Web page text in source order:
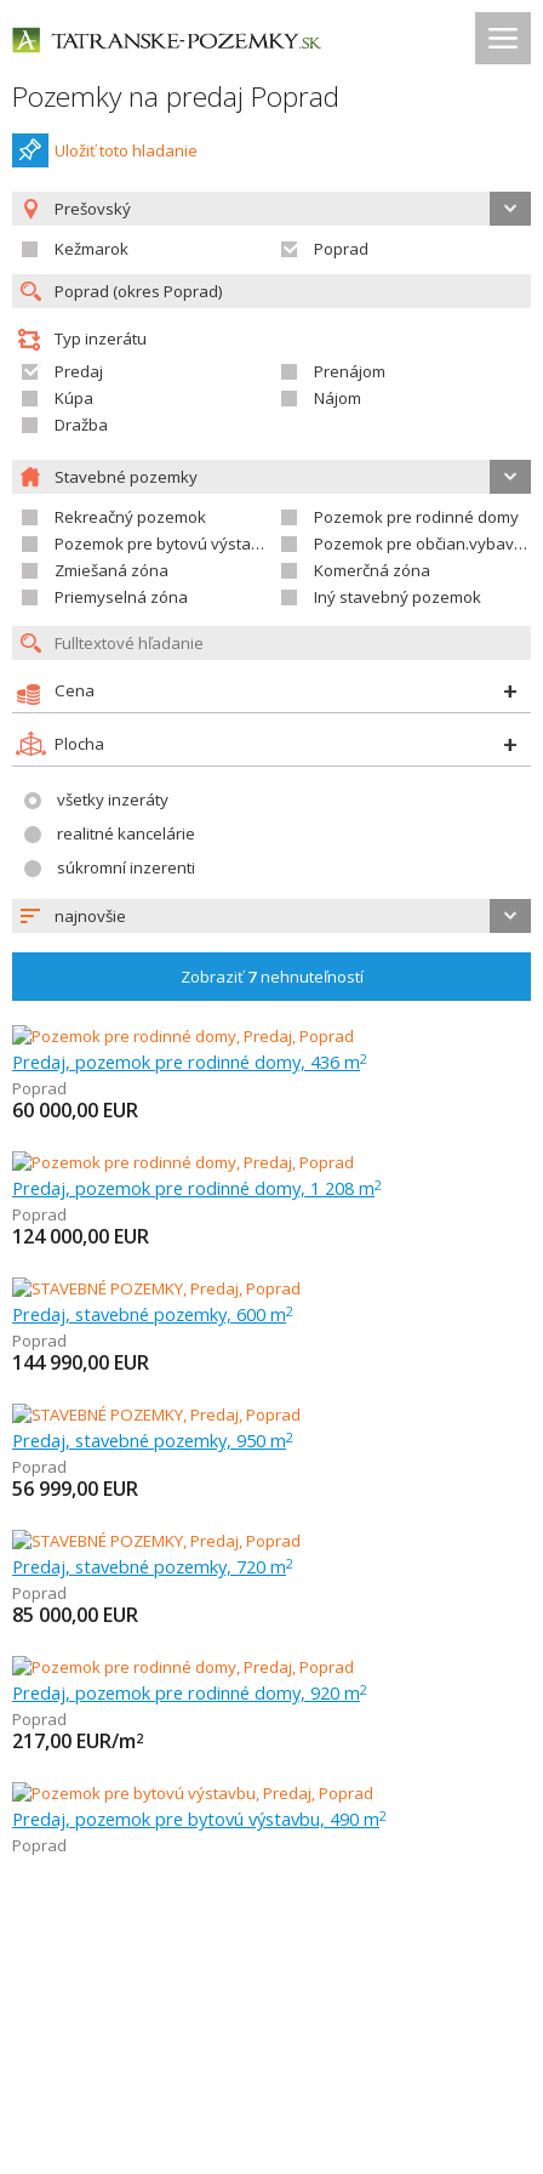
Pozemky na predaj Poprad
Uložiť toto hladanie
Prešovský
Kežmarok
Poprad
Typ inzerátu
Predaj
Prenájom
Kúpa
Nájom
Dražba
Stavebné pozemky
Rekreačný pozemok
Pozemok pre rodinné domy
Pozemok pre bytovú výstavbu
Pozemok pre občian.vybavenosť
Zmiešaná zóna
Komerčná zóna
Priemyselná zóna
Iný stavebný pozemok
Cena
Plocha
všetky inzeráty
realitné kancelárie
súkromní inzerenti
najnovšie
Zobraziť7nehnuteľností
Predaj, pozemok pre rodinné domy, 436 m2
Poprad
60 000,00 EUR
Predaj, pozemok pre rodinné domy, 1 208 m2
Poprad
124 000,00 EUR
Predaj, stavebné pozemky, 600 m2
Poprad
144 990,00 EUR
Predaj, stavebné pozemky, 950 m2
Poprad
56 999,00 EUR
Predaj, stavebné pozemky, 720 m2
Poprad
85 000,00 EUR
Predaj, pozemok pre rodinné domy, 920 m2
Poprad
217,00 EUR/m2
Predaj, pozemok pre bytovú výstavbu, 490 m2
Poprad